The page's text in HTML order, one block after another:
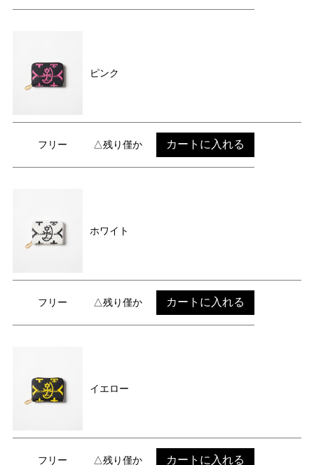
ピンク
フリー △残り僅か カートに入れる
ホワイト
フリー △残り僅か カートに入れる
イエロー
フリー △残り僅か カートに入れる